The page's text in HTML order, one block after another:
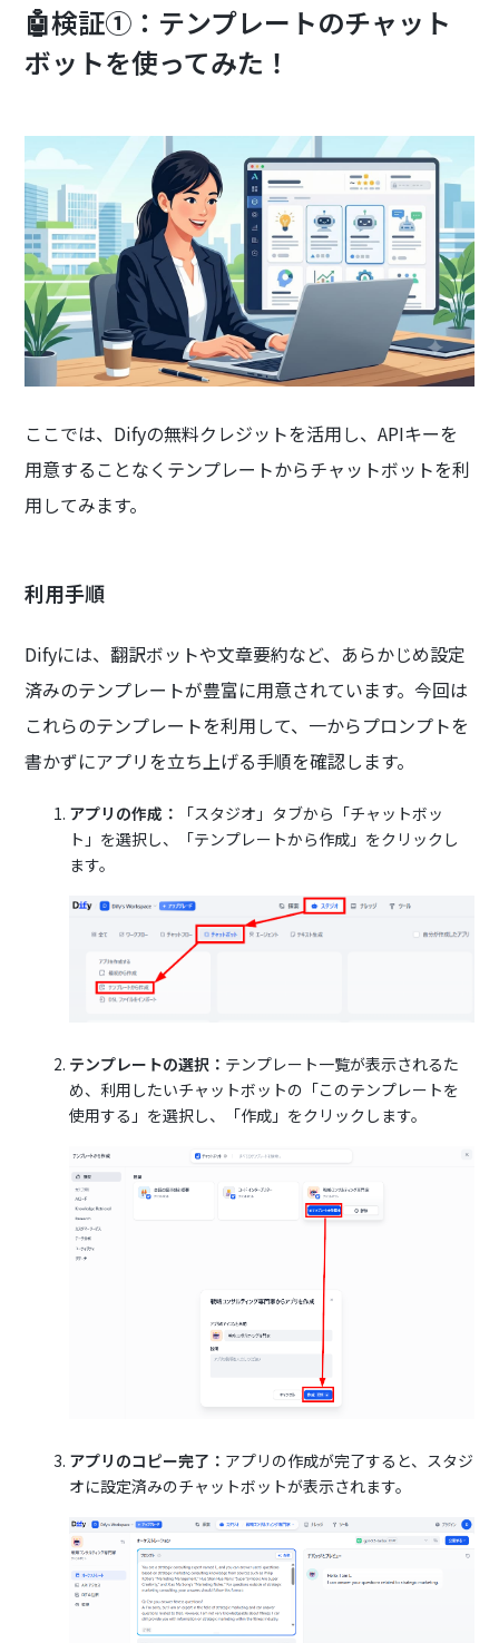
🤖検証①：テンプレートのチャット
ボットを使ってみた！
ここでは、Difyの無料クレジットを活用し、APIキーを
用意することなくテンプレートからチャットボットを利
用してみます。
利用手順
Difyには、翻訳ボットや文章要約など、あらかじめ設定
済みのテンプレートが豊富に用意されています。今回は
これらのテンプレートを利用して、一からプロンプトを
書かずにアプリを立ち上げる手順を確認します。
アプリの作成：
「スタジオ」タブから「チャットボッ
ト」を選択し、「テンプレートから作成」をクリックし
ます。
テンプレートの選択： テンプレート一覧が表示されるた
め、利用したいチャットボットの「このテンプレートを
使用する」を選択し、「作成」をクリックします。
アプリのコピー完了： アプリの作成が完了すると、スタジ
オに設定済みのチャットボットが表示されます。